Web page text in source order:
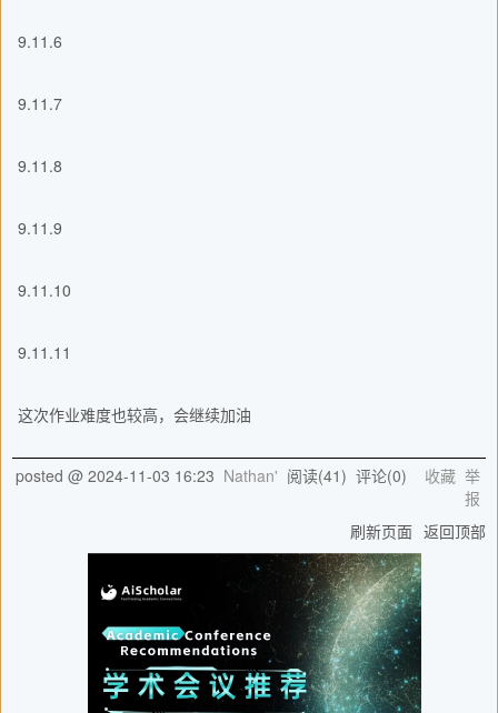
9.11.6
9.11.7
9.11.8
9.11.9
9.11.10
9.11.11
这次作业难度也较高，会继续加油
posted @ 2024-11-03 16:23 Nathan' 阅读(41) 评论(0) 收藏 举
报
刷新页面 返回顶部